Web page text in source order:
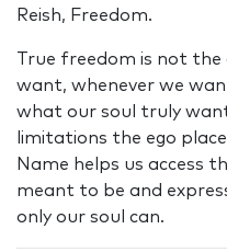
Reish, Freedom.
True freedom is not
want, whenever we
what our soul truly
limitations the ego
Name helps us access
meant to be and
only our soul can.